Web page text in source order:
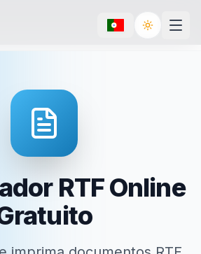
Toggle
RTF Online